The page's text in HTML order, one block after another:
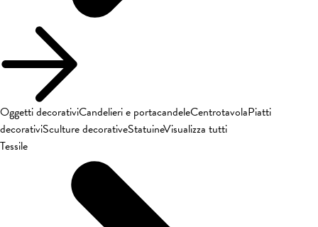
Oggetti decorativiCandelieri e portacandeleCentrotavolaPiatti
decorativiSculture decorativeStatuineVisualizza tutti
Tessile